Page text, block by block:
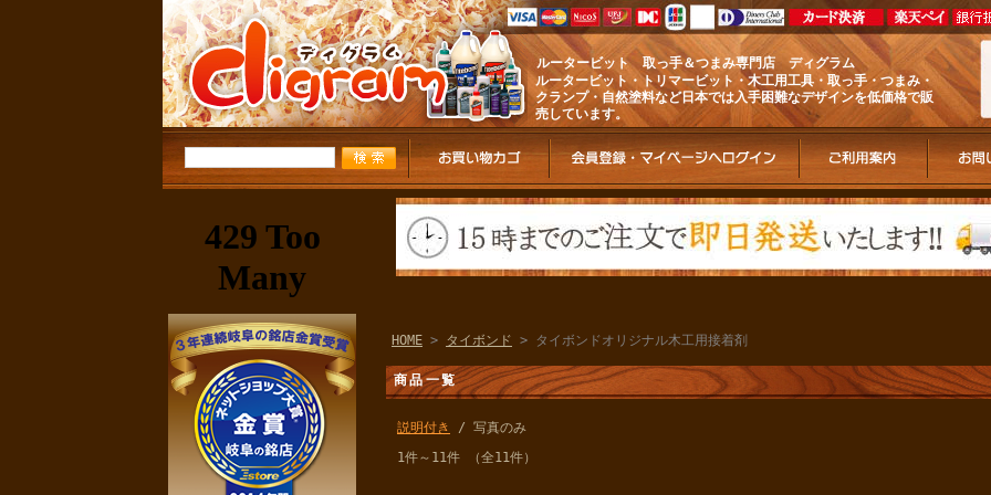
ルータービット 取っ手＆つまみ専門店 ディグラム
ルータービット・トリマービット・木工用工具・取っ手・つまみ・
クランプ・自然塗料など日本では入手困難なデザインを低価格で販
売しています。
HOME > タイボンド > タイボンドオリジナル木工用接着剤
商品一覧
説明付き
/ 写真のみ
1件～11件 （全11件）